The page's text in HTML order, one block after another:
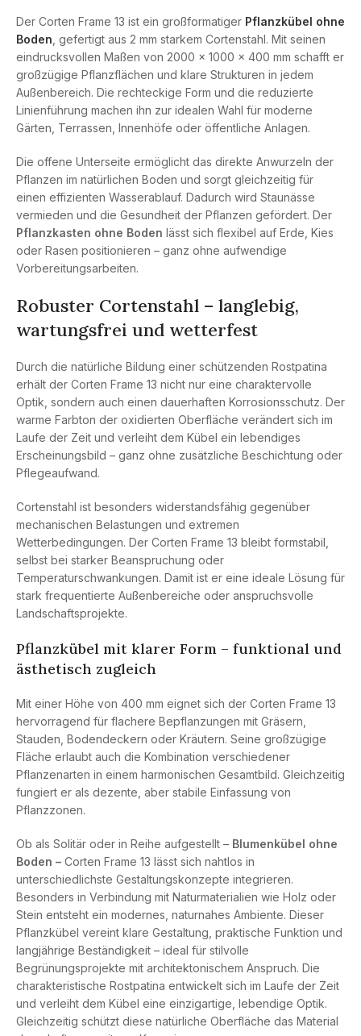
Der Corten Frame 13 ist ein großformatiger Pflanzkübel ohne
Boden , gefertigt aus 2 mm starkem Cortenstahl. Mit seinen
eindrucksvollen Maßen von 2000 × 1000 × 400 mm schafft er
großzügige Pflanzflächen und klare Strukturen in jedem
Außenbereich. Die rechteckige Form und die reduzierte
Linienführung machen ihn zur idealen Wahl für moderne
Gärten, Terrassen, Innenhöfe oder öffentliche Anlagen.
Die offene Unterseite ermöglicht das direkte Anwurzeln der
Pflanzen im natürlichen Boden und sorgt gleichzeitig für
einen effizienten Wasserablauf. Dadurch wird Staunässe
vermieden und die Gesundheit der Pflanzen gefördert. Der
Pflanzkasten ohne Boden lässt sich flexibel auf Erde, Kies
oder Rasen positionieren – ganz ohne aufwendige
Vorbereitungsarbeiten.
Robuster Cortenstahl – langlebig,
wartungsfrei und wetterfest
Durch die natürliche Bildung einer schützenden Rostpatina
erhält der Corten Frame 13 nicht nur eine charaktervolle
Optik, sondern auch einen dauerhaften Korrosionsschutz. Der
warme Farbton der oxidierten Oberfläche verändert sich im
Laufe der Zeit und verleiht dem Kübel ein lebendiges
Erscheinungsbild – ganz ohne zusätzliche Beschichtung oder
Pflegeaufwand.
Cortenstahl ist besonders widerstandsfähig gegenüber
mechanischen Belastungen und extremen
Wetterbedingungen. Der Corten Frame 13 bleibt formstabil,
selbst bei starker Beanspruchung oder
Temperaturschwankungen. Damit ist er eine ideale Lösung für
stark frequentierte Außenbereiche oder anspruchsvolle
Landschaftsprojekte.
Pflanzkübel mit klarer Form – funktional und
ästhetisch zugleich
Mit einer Höhe von 400 mm eignet sich der Corten Frame 13
hervorragend für flachere Bepflanzungen mit Gräsern,
Stauden, Bodendeckern oder Kräutern. Seine großzügige
Fläche erlaubt auch die Kombination verschiedener
Pflanzenarten in einem harmonischen Gesamtbild. Gleichzeitig
fungiert er als dezente, aber stabile Einfassung von
Pflanzzonen.
Ob als Solitär oder in Reihe aufgestellt – Blumenkübel ohne
Boden – Corten Frame 13 lässt sich nahtlos in
unterschiedlichste Gestaltungskonzepte integrieren.
Besonders in Verbindung mit Naturmaterialien wie Holz oder
Stein entsteht ein modernes, naturnahes Ambiente. Dieser
Pflanzkübel vereint klare Gestaltung, praktische Funktion und
langjährige Beständigkeit – ideal für stilvolle
Begrünungsprojekte mit architektonischem Anspruch. Die
charakteristische Rostpatina entwickelt sich im Laufe der Zeit
und verleiht dem Kübel eine einzigartige, lebendige Optik.
Gleichzeitig schützt diese natürliche Oberfläche das Material